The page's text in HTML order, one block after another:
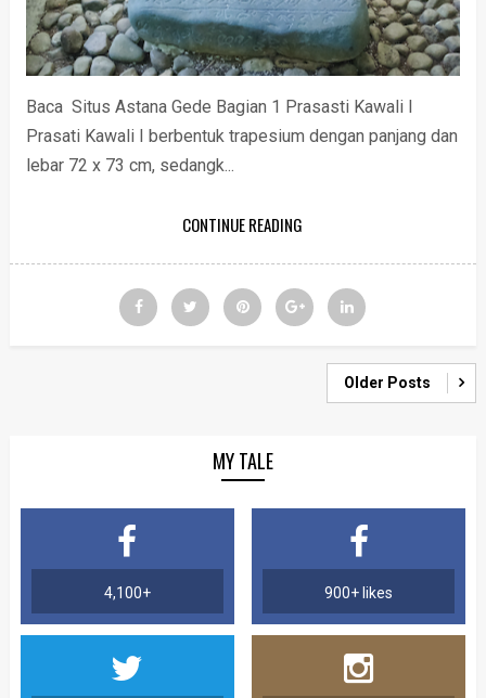
Baca Situs Astana Gede Bagian 1 Prasasti Kawali I
Prasati Kawali I berbentuk trapesium dengan panjang dan
lebar 72 x 73 cm, sedangk...
CONTINUE READING
Older Posts
MY TALE
4,100+ 900+ likes